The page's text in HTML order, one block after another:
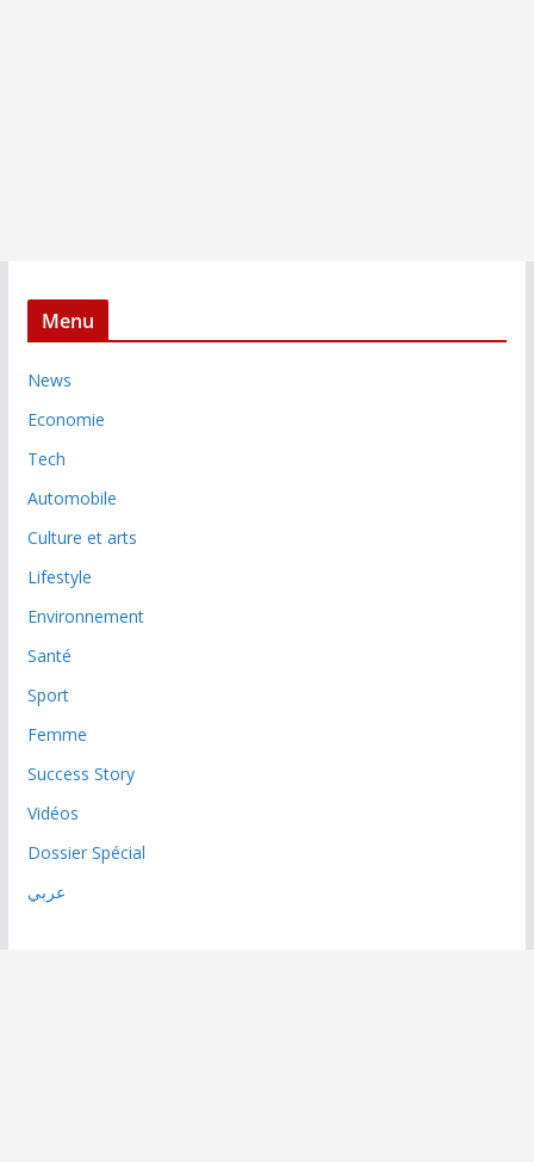
Menu
News
Economie
Tech
Automobile
Culture et arts
Lifestyle
Environnement
Santé
Sport
Femme
Success Story
Vidéos
Dossier Spécial
عربي